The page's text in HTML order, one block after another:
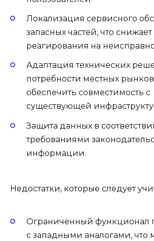
Локализация сервисного
запасных частей, что
реагирования на
Адаптация технических
потребности местных
обеспечить совместимость с
существующей
Защита данных в
требованиями
информации.
Недостатки, которые следует
Ограниченный функционал
с западными аналогами, что